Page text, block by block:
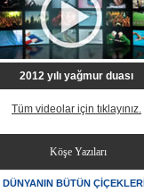
2012 yılı yağmur duası
Tüm videolar için tıklayınız.
Köşe Yazıları
DÜNYANIN BÜTÜN ÇİÇEKLERİ